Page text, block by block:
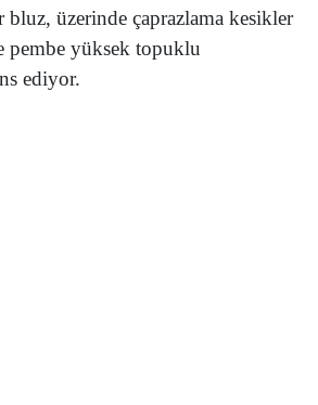
üzerinde çaprazlama kesikler
pembe yüksek topuklu
ediyor.